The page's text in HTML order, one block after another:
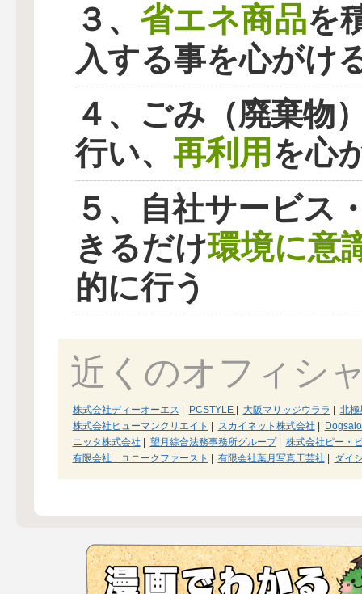
３、 省エネ商品を
入する事を心がけ
４、ごみ（廃棄物
行い、 再利用を心
５、自社サービス
きるだけ環境に意
的に行う
近くのオフィシ
株式会社ディーオーエス PCSTYLE 大阪マリッジウララ
北極
株式会社ヒューマンクリエイト
スカイネット株式会社
ニッタ株式会社
望月綜合法務事務所グループ|
株式会社ピー・
有限会社 ユニークファースト
有限会社葉月写真工芸社 ダイ